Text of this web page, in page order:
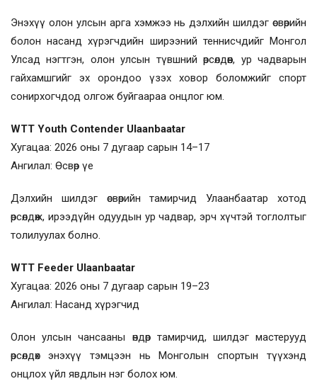
Энэхүү олон улсын арга хэмжээ нь дэлхийн шилдэг өсвөрийн
болон насанд хүрэгчдийн ширээний теннисчдийг Монгол
Улсад нэгтгэн, олон улсын түвшний өрсөлдөөн, ур чадварын
гайхамшгийг эх орондоо үзэх ховор боломжийг спорт
сонирхогчдод олгож буйгаараа онцлог юм.
WTT Youth Contender Ulaanbaatar
Хугацаа: 2026 оны 7 дугаар сарын 14–17
Ангилал: Өсвөр үе
Дэлхийн шилдэг өсвөрийн тамирчид Улаанбаатар хотод
өрсөлдөж, ирээдүйн одуудын ур чадвар, эрч хүчтэй тоглолтыг
толилуулах болно.
WTT Feeder Ulaanbaatar
Хугацаа: 2026 оны 7 дугаар сарын 19–23
Ангилал: Насанд хүрэгчид
Олон улсын чансааны өндөр тамирчид, шилдэг мастерууд
өрсөлдөх энэхүү тэмцээн нь Монголын спортын түүхэнд
онцлох үйл явдлын нэг болох юм.